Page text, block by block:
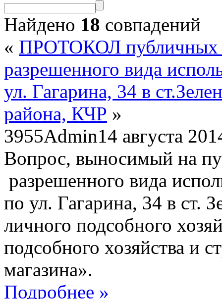
Найдено 18 совпадений
« ПРОТОКОЛ публичных
разрешенного вида
ул. Гагарина, 34 в
района, КЧР »
3955Admin14 августа
Вопрос, выносимый на
разрешенного вида
по ул. Гагарина, 34 в ст.
личного подсобного
подсобного хозяйства и
магазина».
Подробнее »